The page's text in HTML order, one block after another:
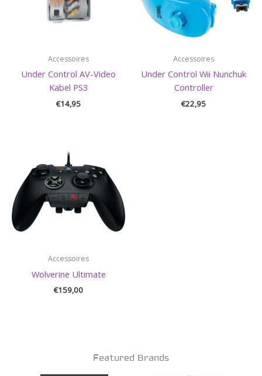
Accessoires
Under Control AV-Video
Kabel PS3
€14,95
Accessoires
Under Control Wii Nunchuk
Controller
€22,95
Accessoires
Wolverine Ultimate
€159,00
Featured Brands